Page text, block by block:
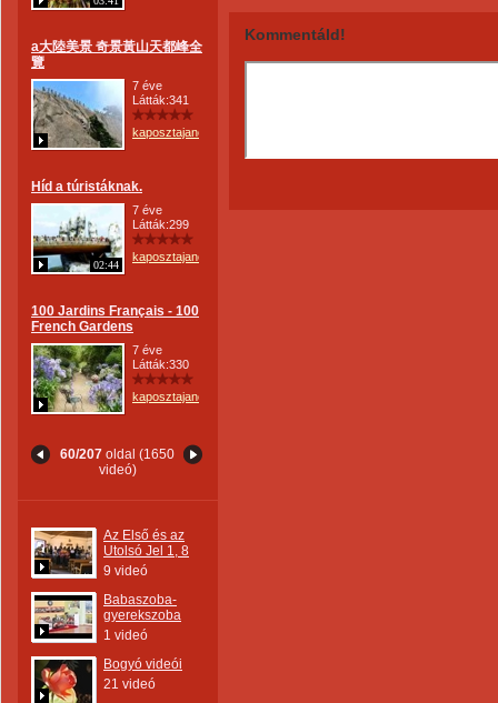
a大陸美景 奇景黃山天都峰全
覽
7 éve
Látták:341
kaposztajanos
Híd a túristáknak.
02:44
7 éve
Látták:299
kaposztajanos
100 Jardins Français - 100
French Gardens
7 éve
Látták:330
kaposztajanos
60/207 oldal (1650
videó)
Az Első és az
Utolsó Jel 1, 8
9 videó
Babaszoba-
gyerekszoba
1 videó
Bogyó videói
21 videó
Kommentáld!